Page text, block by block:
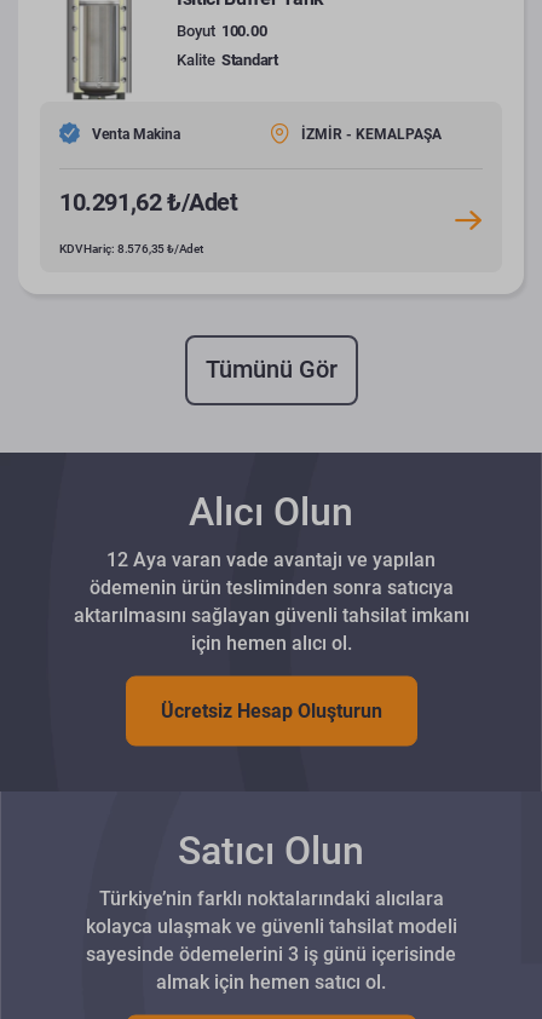
Boyut 100.00
Kalite Standart
Venta Makina İZMİR - KEMALPAŞA
10.291,62 ₺/Adet
KDV Hariç: 8.576,35 ₺/Adet
Tümünü Gör
Alıcı Olun
12 Aya varan vade avantajı ve yapılan
ödemenin ürün tesliminden sonra satıcıya
aktarılmasını sağlayan güvenli tahsilat imkanı
için hemen alıcı ol.
Ücretsiz Hesap Oluşturun
Satıcı Olun
Türkiye’nin farklı noktalarındaki alıcılara
kolayca ulaşmak ve güvenli tahsilat modeli
sayesinde ödemelerini 3 iş günü içerisinde
almak için hemen satıcı ol.